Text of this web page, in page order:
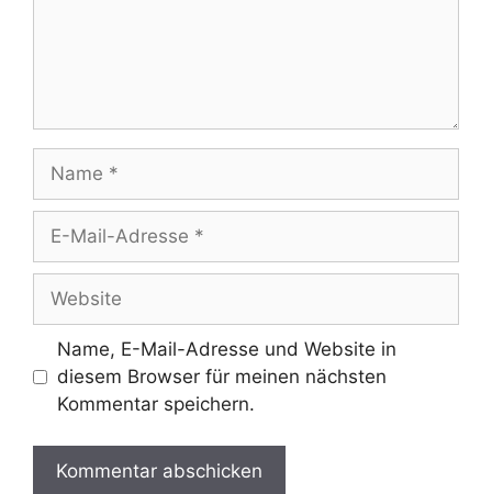
Mail-
Adresse
Name, E-Mail-Adresse und Website in
diesem Browser für meinen nächsten
Kommentar speichern.